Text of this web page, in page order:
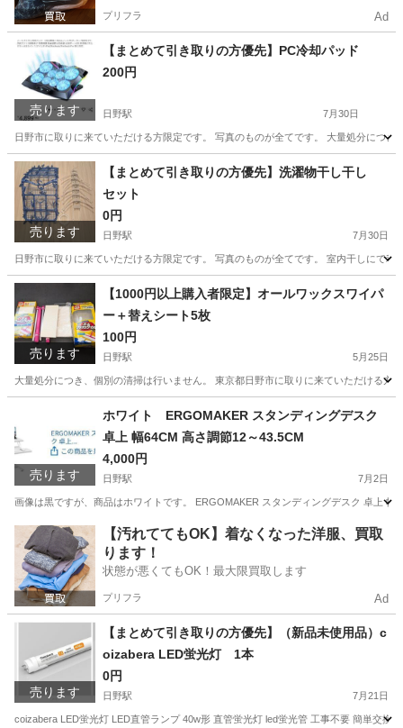
プリフラ Ad
売ります
【まとめて引き取りの方優先】PC冷却パッド
200円
日野駅 7月30日
日野市に取りに来ていただける方限定です。 写真のものが全てです。 大量処分につ
東京 日野市 日野駅 その他
売ります
【まとめて引き取りの方優先】洗濯物干し干し
セット
0円
日野駅 7月30日
日野市に取りに来ていただける方限定です。 写真のものが全てです。 室内干しにて
東京 日野市 洗濯用品
売ります
【1000円以上購入者限定】オールワックスワイパ
ー＋替えシート5枚
100円
日野駅 5月25日
大量処分につき、個別の清掃は行いません。 東京都日野市に取りに来ていただける方
日野駅
売ります
ホワイト ERGOMAKER スタンディングデスク
卓上 幅64CM 高さ調節12～43.5CM
4,000円
日野駅 7月2日
画像は黒ですが、商品はホワイトです。 ERGOMAKER スタンディングデスク 卓上
東京 日野市 日野駅 テーブル
【汚れててもOK】着なくなった洋服、買取
ります！
状態が悪くてもOK！最大限買取します
プリフラ Ad
売ります
【まとめて引き取りの方優先】（新品未使用品）c
oizabera LED蛍光灯 1本
0円
日野駅 7月21日
coizabera LED蛍光灯 LED直管ランプ 40w形 直管蛍光灯 led蛍光管 工事不要 簡単交換